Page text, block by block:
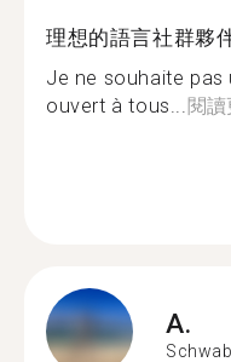
理想的語言社群夥
Je ne souhaite pas
ouvert à tous...閱讀
A.